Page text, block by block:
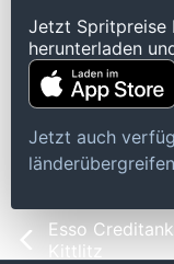
Jetzt Spritpreise
herunterladen
Jetzt auch
Esso Creditank
Kittlitz